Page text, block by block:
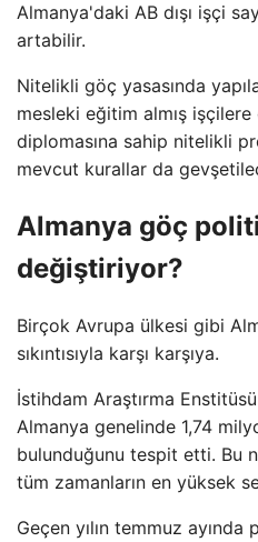
Almanya'daki AB dışı işçi
artabilir.
Nitelikli göç yasasında
mesleki eğitim almış
diplomasına sahip nitelikli
mevcut kurallar da
Almanya göç
değiştiriyor?
Birçok Avrupa ülkesi gibi
sıkıntısıyla karşı karşıya.
İstihdam Araştırma
Almanya genelinde 1,74
bulunduğunu tespit etti. Bu
tüm zamanların en yüksek
Geçen yılın temmuz ayında